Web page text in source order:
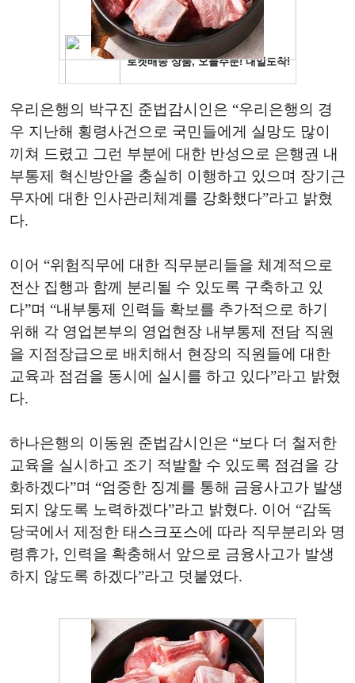
우리은행의 박구진 준법감시인은 “우리은행의 경
우 지난해 횡령사건으로 국민들에게 실망도 많이
끼쳐 드렸고 그런 부분에 대한 반성으로 은행권 내
부통제 혁신방안을 충실히 이행하고 있으며 장기근
무자에 대한 인사관리체계를 강화했다”라고 밝혔
다.
이어 “위험직무에 대한 직무분리들을 체계적으로
전산 집행과 함께 분리될 수 있도록 구축하고 있
다”며 “내부통제 인력들 확보를 추가적으로 하기
위해 각 영업본부의 영업현장 내부통제 전담 직원
을 지점장급으로 배치해서 현장의 직원들에 대한
교육과 점검을 동시에 실시를 하고 있다”라고 밝혔
다.
하나은행의 이동원 준법감시인은 “보다 더 철저한
교육을 실시하고 조기 적발할 수 있도록 점검을 강
화하겠다”며 “엄중한 징계를 통해 금융사고가 발생
되지 않도록 노력하겠다”라고 밝혔다. 이어 “감독
당국에서 제정한 태스크포스에 따라 직무분리와 명
령휴가, 인력을 확충해서 앞으로 금융사고가 발생
하지 않도록 하겠다”라고 덧붙였다.